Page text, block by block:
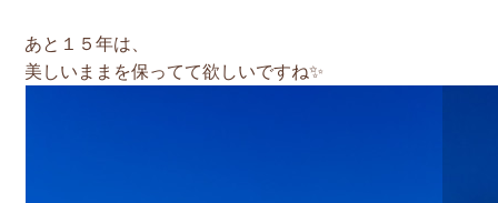
あと１５年は、
美しいままを保ってて欲しいですね✨